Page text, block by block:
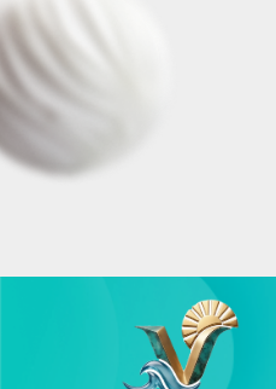
2025 "VIVA HOTELS GROUP" ©